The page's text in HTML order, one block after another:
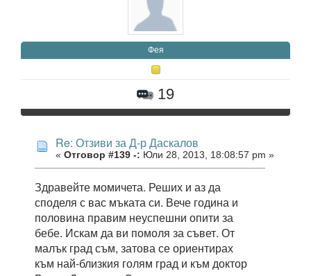
Фея
19
Re: Отзиви за Д-р Даскалов
« Отговор #139 -: Юли 28, 2013, 18:08:57 pm »
Здравейте момичета. Реших и аз да
споделя с вас мъката си. Вече година и
половина правим неуспешни опити за
бебе. Искам да ви помоля за съвет. От
малък град съм, затова се ориентирах
към най-близкия голям град и към доктор